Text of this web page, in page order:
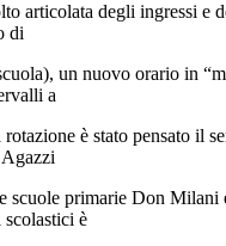
articolata degli ingressi e
di
un nuovo orario in
a
è stato pensato il
scuole primarie Don Milani
è